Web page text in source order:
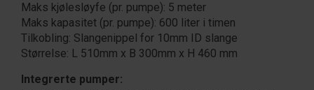
Maks kjølesløyfe (pr. pumpe): 5 meter
Maks kapasitet (pr. pumpe): 600 liter i timen
Tilkobling: Slangenippel for 10mm ID slange
Størrelse: L 510mm x B 300mm x H 460 mm
Integrerte pumper: